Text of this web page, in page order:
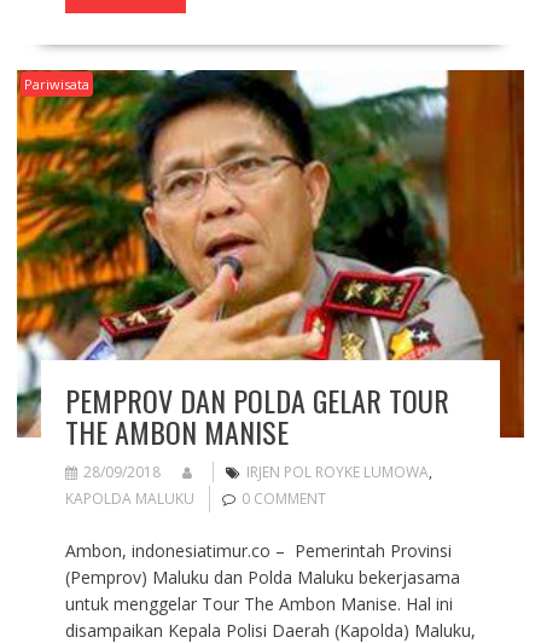
Pariwisata
PEMPROV DAN POLDA GELAR TOUR
THE AMBON MANISE
28/09/2018 IRJEN POL ROYKE LUMOWA,
KAPOLDA MALUKU
0 COMMENT
Ambon, indonesiatimur.co – Pemerintah Provinsi
(Pemprov) Maluku dan Polda Maluku bekerjasama
untuk menggelar Tour The Ambon Manise. Hal ini
disampaikan Kepala Polisi Daerah (Kapolda) Maluku,